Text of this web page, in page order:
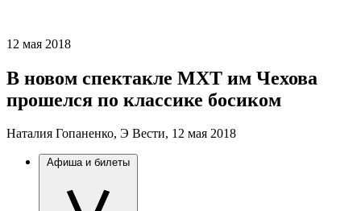
12 мая 2018
В новом спектакле МХТ им Чехова
прошелся по классике босиком
Наталия Гопаненко, Э Вести, 12 мая 2018
Афиша и билеты